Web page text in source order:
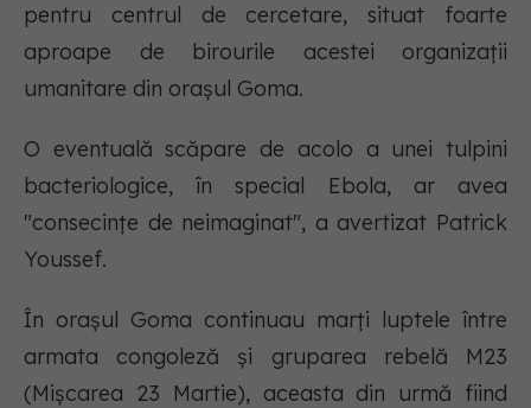
pentru centrul de cercetare, situat foarte
aproape de birourile acestei organizaţii
umanitare din oraşul Goma.
O eventuală scăpare de acolo a unei tulpini
bacteriologice, în special Ebola, ar avea
"consecinţe de neimaginat", a avertizat Patrick
Youssef.
În oraşul Goma continuau marţi luptele între
armata congoleză şi gruparea rebelă M23
(Mişcarea 23 Martie), aceasta din urmă fiind